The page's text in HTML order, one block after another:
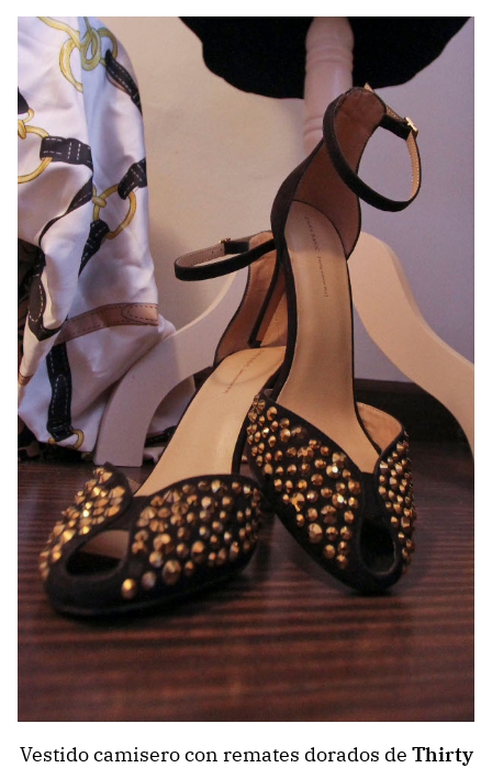
Vestido camisero con remates dorados de Thirty